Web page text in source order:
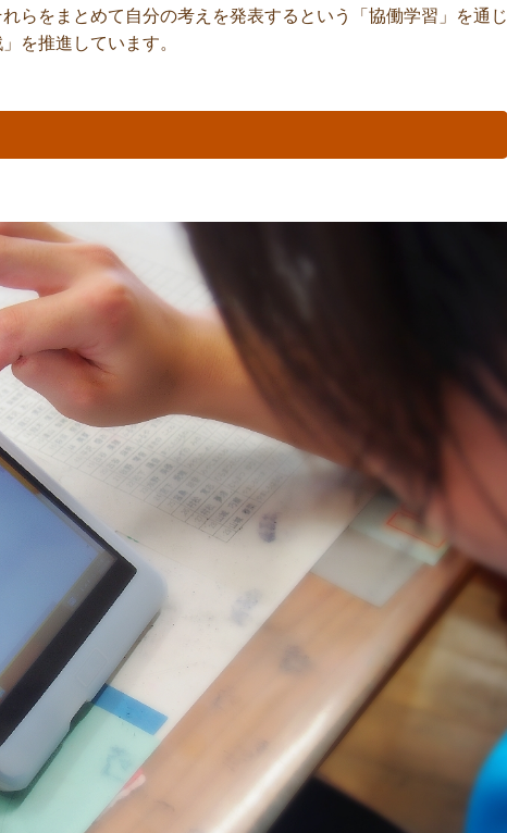
らをまとめて自分の考えを発表するという「協働学習」を通じ
を推進しています。